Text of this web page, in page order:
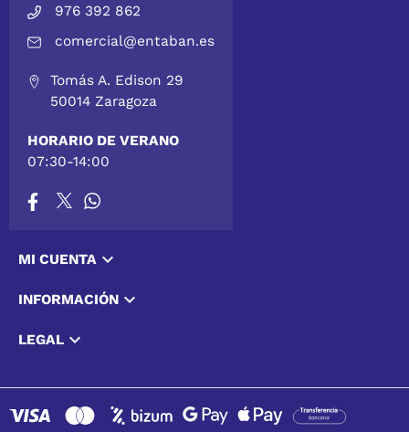
976 392 862
comercial@entaban.es
Tomás A. Edison 29
50014 Zaragoza
HORARIO DE VERANO
07:30-14:00
MI CUENTA 
INFORMACIÓN 
LEGAL 